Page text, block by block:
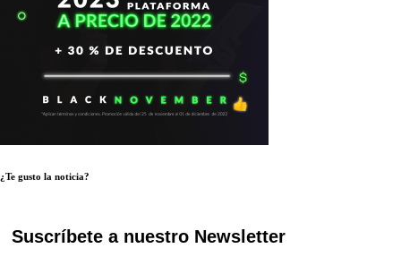
¿Te gusto la noticia?
Suscríbete a nuestro Newsletter